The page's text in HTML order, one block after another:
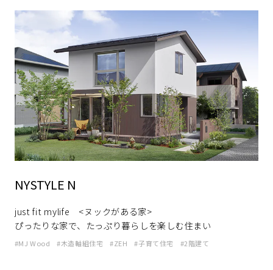
テクノロジー（住まいの性能）
建築事例・建築実例
デザイナーズギャラリー
インテリア
住まいづくりガイド
買う
中古住宅検索
賃貸併用住宅
店舗・各種施設
土地活用モデルルーム見学
土地活用実例
法人のお客さま
企業不動産活用（CRE）戦略
社宅建築
医療・介護・子育て・障がい福祉施設
ミサワリフォームとは
リフォームの流れ
リフォームメニュー
リフォーム事例
事業用
ホテル・旅館リフォーム
複合開発・投資開発
複合開発事業（ASMACI-アスマチ-）
再開発・官民連携事業
分譲マンション開発事業
収益不動産・投資開発事業
建築再生事業
事業用売買
オーナーサポート
サポートメニュー
住まいるりんぐ（ロングサポート）
保証制度
ご相談窓口
企業・IR情報
企業・IR
ニュース
MISAWAについて
ミサワホームグループ
IR情報
展示場・イベント情報
カタログ請求
住まいのご相談
NYSTYLE N
just fit mylife <ヌックがある家>
ぴったりな家で、たっぷり暮らしを楽しむ住まい
MJ Wood 木造軸組住宅 ZEH 子育て住宅 2階建て